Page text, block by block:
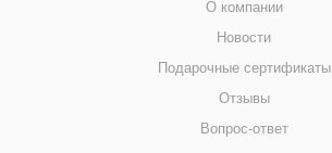
О компании
Новости
Подарочные сертификаты
Отзывы
Вопрос-ответ